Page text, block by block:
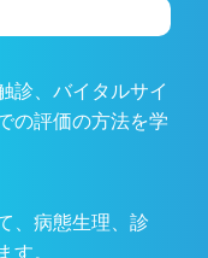
診、バイタルサイ
の評価の方法を学
、病態生理、診
。